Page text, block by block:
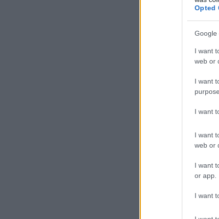
Opted
Google
I want
web or
I want
I want
I want
web or
I want
or app.
I want